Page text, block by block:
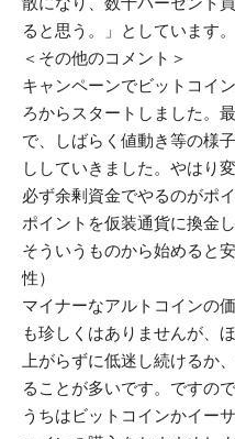
ると思う。」としています。
＜その他のコメント＞
キャンペーンでビットコイ
ろからスタートしました。
で、しばらく値動き等の様
ししていきました。やはり
必ず余剰資金でやるのがポ
ポイントを仮装通貨に換金
そういうものから始めると
性）
マイナーなアルトコインの
も珍しくはありませんが、
上がらずに低迷し続けるか
ることが多いです。ですの
うちはビットコインかイー